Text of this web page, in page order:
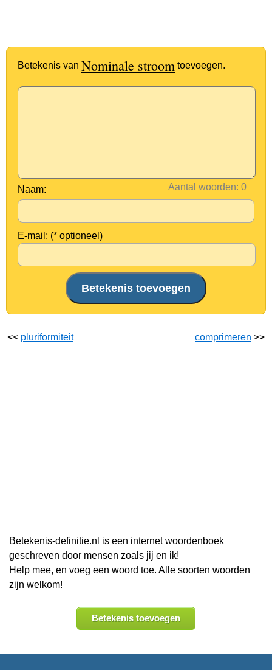
Betekenis van Nominale stroom toevoegen.
Aantal woorden:
Naam:
E-mail: (* optioneel)
<< pluriformiteit comprimeren >>
Betekenis-definitie.nl is een internet woordenboek
geschreven door mensen zoals jij en ik!
Help mee, en voeg een woord toe. Alle soorten woorden
zijn welkom!
Betekenis toevoegen